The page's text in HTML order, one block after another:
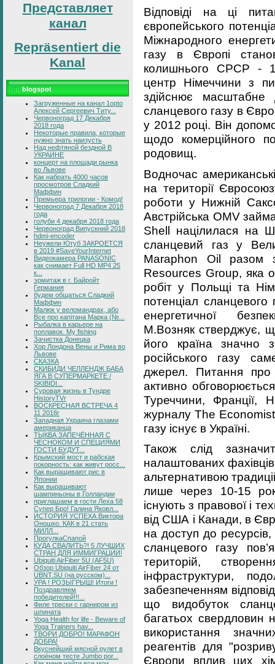
Представляет
канал
Repräsentiert die
Kanal
blogspot
Загруженные на канал 1opto
Алексей Сергеевич Титу...
Червоноград 17 Декабря
2018 года
Некоторые правила, которые
нужно знать наизусть
Над нефтяной бездной В
УКРАИНЕ
концерт на площади рынка
во Львове
Как набрать 4000 часов
просмотров Сладкий
Маффин
Премьера трилогии - Комод!
Червоноград 7 Декабря 2018
года
голуби 4 декабря 2018 года
Червоноград Випускний 2018
hdmi-encoder
Неужели Ютуб ЗАКРОЕТСЯ
в 2019 #SaveYourInternet
Видеокамера PANASONIC
как снимает Full HD MP4 25
к...
эрмитаж в г. Байройт
Германия
будем общаться Сладкий
Маффин
Малюк у веломандрах, або
Все про капітана Марка (№...
Рыбалка в карьере на
поплавок. My fishing
Зачистка Донецка
Хор Лондона Вены и Рима во
Львове
СКАЗКА
СКИБИДИ ЧЕЛЛЕНДЖ БАБА
ЯГА В СУПЕРМАРКЕТЕ /
SKIBIDI...
Суровая жизнь в Тундре
HistoryTVr
ВОСКРЕСНАЯ ВСТРЕЧА 4
11 2018г
Западная Украина глазами
американца
ТЫКВА ЗАПЕЧЁННАЯ С
ЧЕСНОКОМ И СПЕЦИЯМИ
ГОСТИ БУДУТ...
Крымский мост и рабская
покорность: как живут росс...
Как выращивают рис в
Японии
Как выращивают
шампиньоны в Голландии
приглашаем в гости Леха 58
Супер Бро! Галина Яковл...
ИСТОРИЯ УСПЕХА Виктора
Оношко. КАК в 21 стать
МИЛЛ...
ПрогулкаСпапой
КУДА СВАЛИТЬ?! 5 ЛУЧШИХ
СТРАН ДЛЯ ИММИГРАЦИИ!
Ubiquiti AirFiber 5U (AF5U)
Обзор Ubiquiti AirFiber 24 от
UBNT.SU (на русском)...
УРА ! РОЗЫГРЫШ! Итоги !
Поздравляем
победителей!!!...
Филе трески с гарниром из
шпината
Yoga Health for life - Beware of
Yoga Trainers hav...
ТВОРИ ДОБРО! МАРАФОН
ДОБРА!
Вкуснейший мясной рулет в
слоёном тесте Jumbo por...
Відповіді на ці
європейського
Міжнародного
газу в Європі
колишнього СРСР -
центр Німеччини з
здійснює масштабне
сланцевого газу в
у 2012 році. Він
щодо комерційного
родовищ.
Водночас
на території
роботи у Нижній
Австрійська OMV
Shell націлилася на
сланцевий газ у
Maraphon Oil разом
Resources Group, яка
робіт у Польщі та
потенціал
енергетичної
М.Возняк стверджує,
його країна значно
російського газу
джерел. Питання про
активно
Туреччини, Франції,
журналу The
газу існує в Україні.
Також слід
налаштованих
альтернативою
лише через 10-15
існують з правової і
від США і Канади, в
на доступ до
сланцевого газу
територій,
інфраструктури,
забезпеченням
що видобуток
багатьох свердловин
використання
реагентів для
Європи вплив цих